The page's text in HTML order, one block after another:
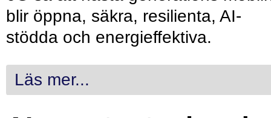
blir öppna, säkra, resilienta, AI-
stödda och energieffektiva.
Läs mer...